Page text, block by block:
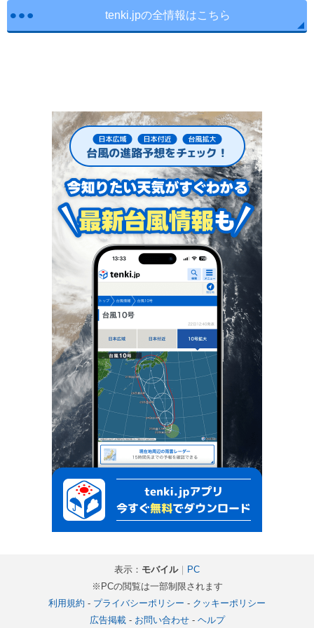
tenki.jpの全情報はこちら
表示： モバイル｜ PC
※PCの閲覧は一部制限されます
利用規約 - プライバシーポリシー - クッキーポリシー
広告掲載- お問い合わせ- ヘルプ